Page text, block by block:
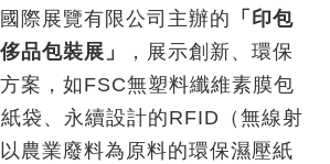
際展覽有限公司主辦的 「印包
品包裝展」
，展示創新、環保
案，如FSC無塑料纖維素膜包
袋、永續設計的RFID（無線射
農業廢料為原料的環保濕壓紙